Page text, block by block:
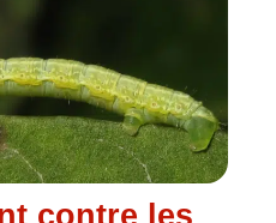
contre les